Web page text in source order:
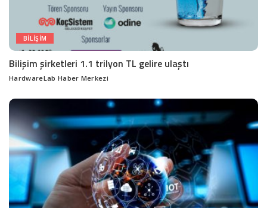
BILIŞIM
Bilişim şirketleri 1.1 trilyon TL gelire ulaştı
Posted
HardwareLab Haber Merkezi